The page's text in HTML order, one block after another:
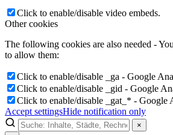
Click to enable/disable video embeds.
Other cookies
The following cookies are also needed -
to allow them:
Click to enable/disable _ga - Google
Click to enable/disable _gid - Google
Click to enable/disable _gat_* - Google
Accept settingsHide notification only
×